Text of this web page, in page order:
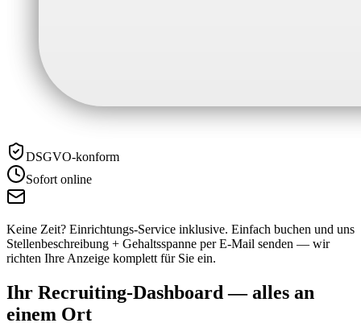
DSGVO-konform
Sofort online
Keine Zeit? Einrichtungs-Service inklusive. Einfach buchen und uns
Stellenbeschreibung + Gehaltsspanne per E-Mail senden — wir
richten Ihre Anzeige komplett für Sie ein.
Ihr Recruiting-Dashboard — alles an
einem Ort